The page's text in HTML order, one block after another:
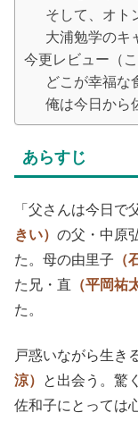
そして、オト
大浦勉学のキ
今更レビュー（
どこが幸福な
俺は今日から
あらすじ
「父さんは今日で
きい） の父・中原
た。母の由里子 （
た兄・直 （平岡祐
た。
戸惑いながら生き
涼）
と出会う。驚
佐和子にとっては